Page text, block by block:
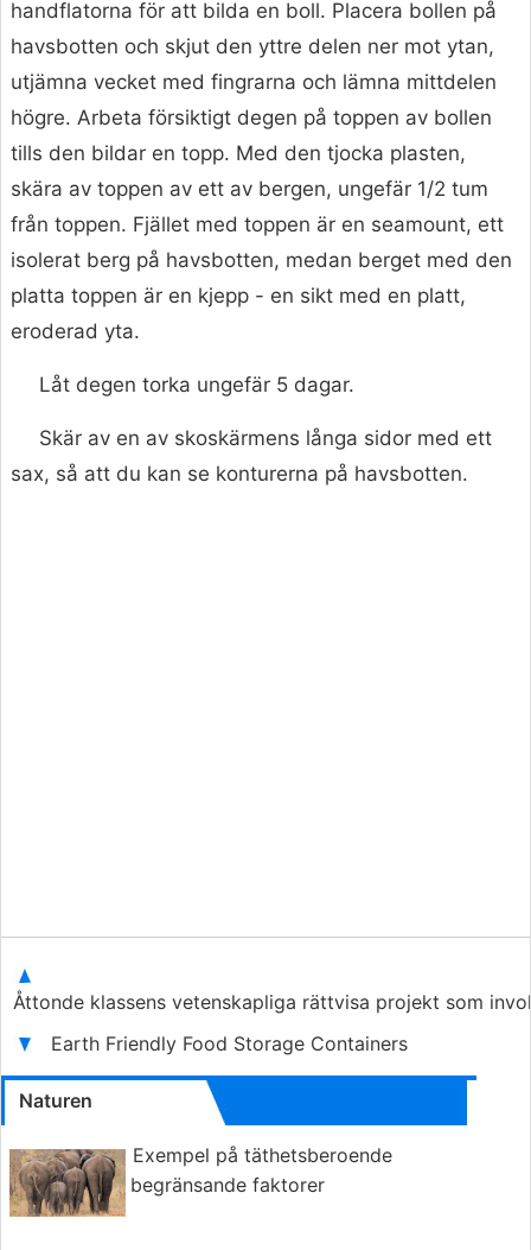
handflatorna för att bilda en boll. Placera bollen på
havsbotten och skjut den yttre delen ner mot ytan,
utjämna vecket med fingrarna och lämna mittdelen
högre. Arbeta försiktigt degen på toppen av bollen
tills den bildar en topp. Med den tjocka plasten,
skära av toppen av ett av bergen, ungefär 1/2 tum
från toppen. Fjället med toppen är en seamount, ett
isolerat berg på havsbotten, medan berget med den
platta toppen är en kjepp - en sikt med en platt,
eroderad yta.
Låt degen torka ungefär 5 dagar.
Skär av en av skoskärmens långa sidor med ett
sax, så att du kan se konturerna på havsbotten.
Åttonde klassens vetenskapliga rättvisa projekt som
Earth Friendly Food Storage Containers
Naturen
Exempel på täthetsberoende
begränsande faktorer